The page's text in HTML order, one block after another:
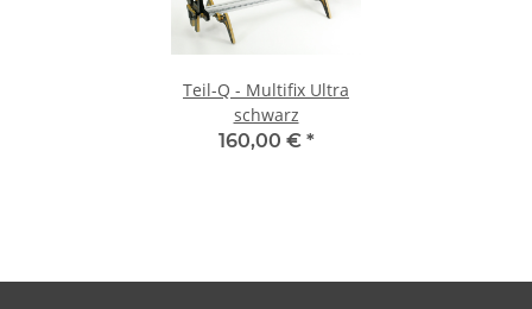
Teil-Q - Multifix Ultra
schwarz
160,00 € *